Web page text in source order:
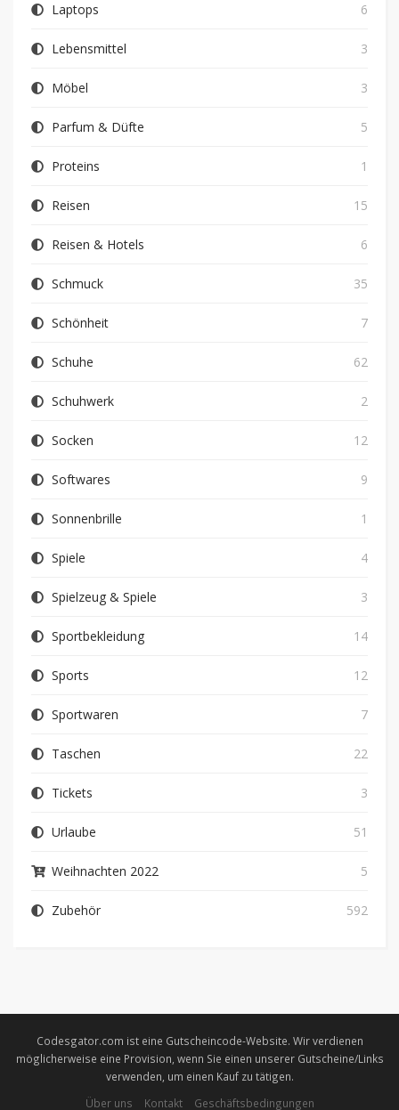
Laptops 6
Lebensmittel 3
Möbel 3
Parfum & Düfte 5
Proteins 1
Reisen 15
Reisen & Hotels 6
Schmuck 35
Schönheit 7
Schuhe 62
Schuhwerk 2
Socken 12
Softwares 9
Sonnenbrille 1
Spiele 4
Spielzeug & Spiele 3
Sportbekleidung 14
Sports 12
Sportwaren 7
Taschen 22
Tickets 3
Urlaube 51
Weihnachten 2022 5
Zubehör 592
Codesgator.com ist eine Gutscheincode-Website. Wir verdienen
möglicherweise eine Provision, wenn Sie einen unserer Gutscheine/Links
verwenden, um einen Kauf zu tätigen.
Über uns
Kontakt Geschäftsbedingungen